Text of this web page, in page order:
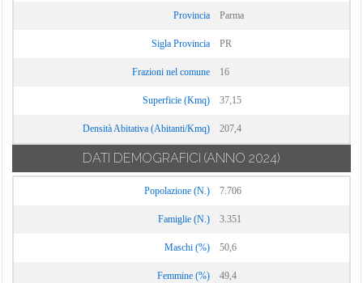
Provincia Parma
Sigla Provincia PR
Frazioni nel comune 16
Superficie (Kmq) 37,15
Densità Abitativa (Abitanti/Kmq) 207,4
DATI DEMOGRAFICI (ANNO 2024)
Popolazione (N.) 7.706
Famiglie (N.) 3.351
Maschi (%) 50,6
Femmine (%) 49,4